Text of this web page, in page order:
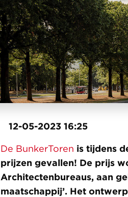
12-05-2023 16:25
De BunkerToren is tijdens
prijzen gevallen! De prijs
Architectenbureaus, aan
maatschappij’. Het